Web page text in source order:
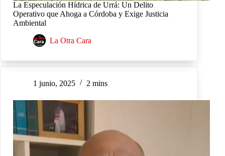
La Especulación Hídrica de Urrá: Un Delito
Operativo que Ahoga a Córdoba y Exige Justicia
Ambiental
La Otra Cara
1 junio, 2025 2 mins